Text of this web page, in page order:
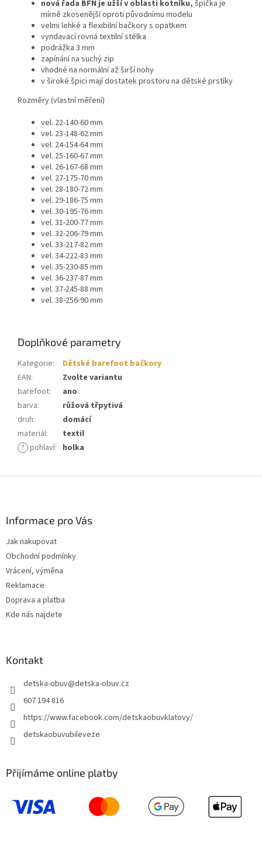
nová řada BFN je užší v oblasti kotníku, špička je
mírně zkosenější oproti původnímu modelu
velmi lehké a flexibilní bačkory s opatkem
vyndavací rovná textilní stélka
podrážka 3 mm
zapínání na suchý zip
vhodné na normální až širší nohy
v široké špici mají dostatek prostoru na dětské prstíky
Rozměry (vlastní měření)
vel. 22-140-60 mm
vel. 23-148-62 mm
vel. 24-154-64 mm
vel. 25-160-67 mm
vel. 26-167-68 mm
vel. 27-175-70 mm
vel. 28-180-72 mm
vel. 29-186-75 mm
vel. 30-195-76 mm
vel. 31-200-77 mm
vel. 32-206-79 mm
vel. 33-217-82 mm
vel. 34-222-83 mm
vel. 35-230-85 mm
vel. 36-237-87 mm
vel. 37-245-88 mm
vel. 38-256-90 mm
Doplňkové parametry
Kategorie:
Dětské barefoot bačkory
EAN:
Zvolte variantu
barefoot:
ano
barva:
růžová třpytivá
druh:
domácí
materiál:
textil
? pohlaví: holka
Informace pro Vás
Jak nakupovat
Obchodní podmínky
Vrácení, výměna
Reklamace
Doprava a platba
Kde nás najdete
Kontakt
detska-obuv@detska-obuv.cz
607 194 816
https://www.facebook.com/detskaobuvklatovy/
detskaobuvubileveze
Přijímáme online platby